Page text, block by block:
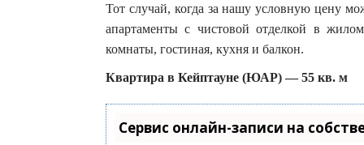
Тот случай, когда за нашу условную цену
апартаменты с чистовой отделкой в
комнаты, гостиная, кухня и балкон.
Квартира в Кейптауне (ЮАР) — 55 кв. м
Сервис онлайн-записи на